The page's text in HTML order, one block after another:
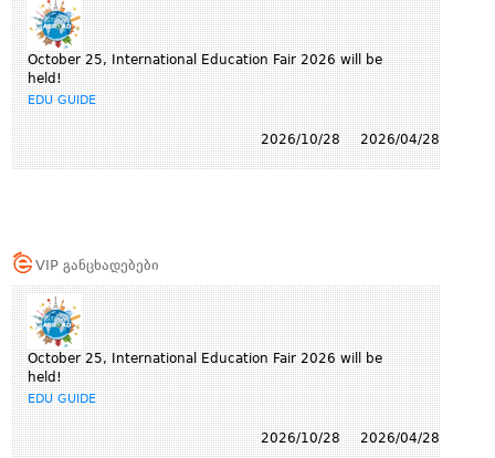
October 25, International Education Fair 2026 will be
held!
EDU GUIDE
2026/04/28
2026/10/28
VIP განცხადებები
October 25, International Education Fair 2026 will be
held!
EDU GUIDE
2026/04/28
2026/10/28